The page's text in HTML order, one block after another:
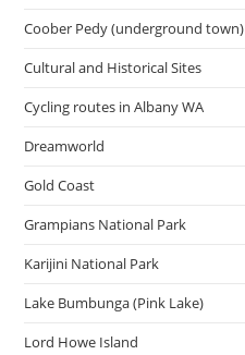
Coober Pedy (underground town)
Cultural and Historical Sites
Cycling routes in Albany WA
Dreamworld
Gold Coast
Grampians National Park
Karijini National Park
Lake Bumbunga (Pink Lake)
Lord Howe Island